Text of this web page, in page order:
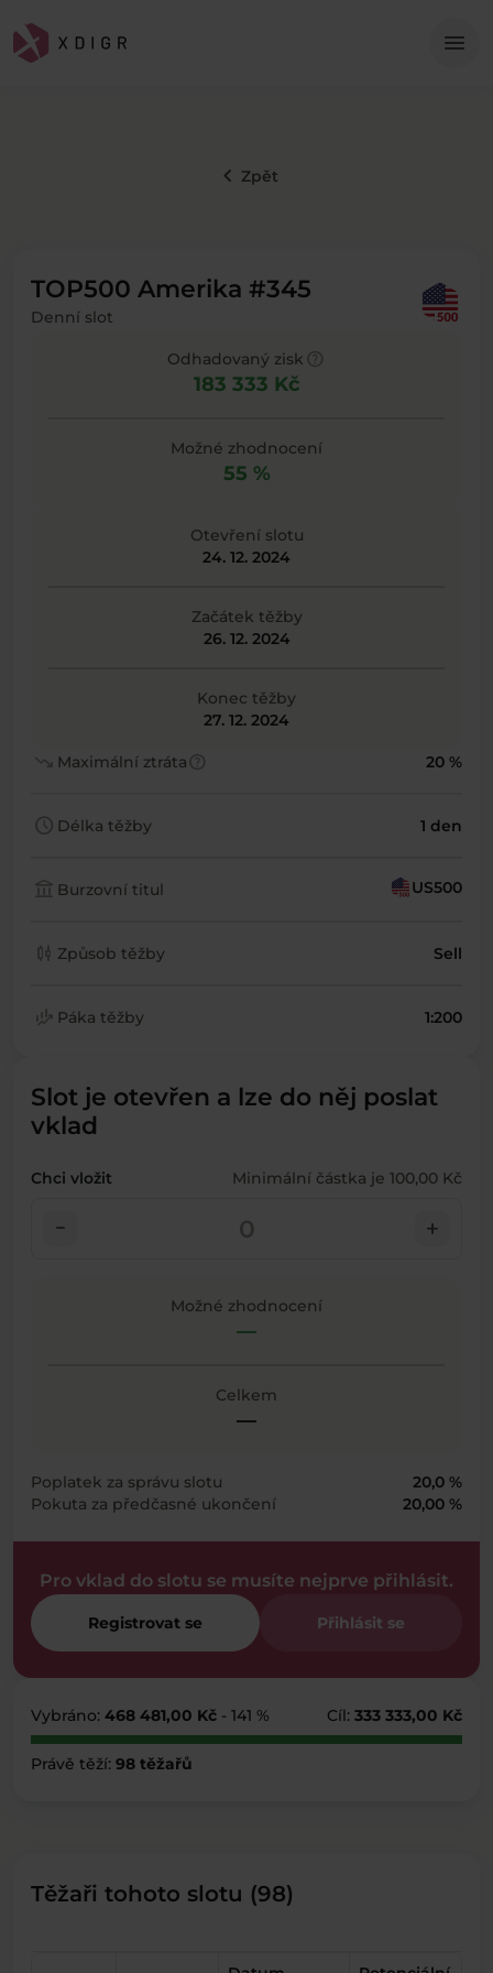
menu
keyboard_arrow_left Zpět
TOP500 Amerika #345
Denní slot
Odhadovaný zisk
183 333 Kč
Možné zhodnocení
55 %
Otevření slotu
24. 12. 2024
Začátek těžby
26. 12. 2024
Konec těžby
27. 12. 2024
trending_down Maximální ztrátahelp 20 %
schedule Délka těžby 1 den
account_balance Burzovní titul US500
candlestick_chart Způsob těžby Sell
finance_mode Páka těžby 1:200
Slot je otevřen a lze do něj poslat
vklad
Chci vložit Minimální částka je 100,00 Kč
check_indeterminate_small add
Možné zhodnocení
—
Celkem
—
Poplatek za správu slotu
20,0 %
Pokuta za předčasné ukončení
20,00 %
Pro vklad do slotu se musíte nejprve přihlásit.
Registrovat se Přihlásit se
Vybráno: 468 481,00 Kč - 141 % Cíl: 333 333,00 Kč
Právě těží: 98 těžařů
Těžaři tohoto slotu (98)